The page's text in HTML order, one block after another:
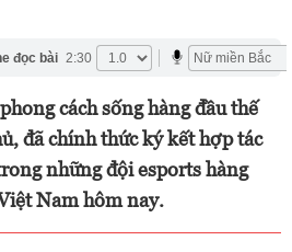
đọc bài 2:30
cách sống hàng đầu thế
đã chính thức ký kết hợp tác
những đội esports hàng
Nam hôm nay.